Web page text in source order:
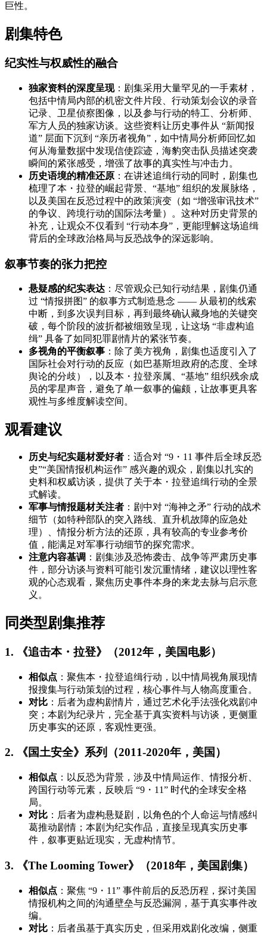
巨性。
剧集特色
纪实性与权威性的融合
独家资料的深度呈现：剧集采用大量罕见的一手素材，
包括中情局内部的机密文件片段、行动策划会议的录音
记录、卫星侦察图像，以及参与行动的特工、分析师、
军方人员的独家访谈。这些资料让历史事件从 “新闻报
道” 层面下沉到 “亲历者视角”，如中情局分析师回忆如
何从海量数据中发现信使踪迹，海豹突击队员描述突袭
瞬间的紧张感受，增强了故事的真实性与冲击力。
历史语境的精准还原 ：在讲述追缉行动的同时，剧集也
梳理了本・拉登的崛起背景、“基地” 组织的发展脉络，
以及美国在反恐过程中的政策演变（如 “增强审讯技术”
的争议、跨境行动的国际法考量）。这种对历史背景的
补充，让观众不仅看到 “行动本身”，更能理解这场追缉
背后的全球政治格局与反恐战争的深远影响。
叙事节奏的张力把控
悬疑感的纪实表达 ：尽管观众已知行动结果，剧集仍通
过 “情报拼图” 的叙事方式制造悬念 —— 从最初的线索
中断，到多次误判目标，再到最终确认藏身地的关键突
破，每个阶段的波折都被细致呈现，让这场 “非虚构追
缉” 具备了如同犯罪剧情片的紧张节奏。
多视角的平衡叙事 ：除了美方视角，剧集也适度引入了
国际社会对行动的反应（如巴基斯坦政府的态度、全球
舆论的分歧），以及本・拉登亲属、“基地” 组织残余成
员的零星声音，避免了单一叙事的偏颇，让故事更具客
观性与多维度解读空间。
观看建议
历史与纪实题材爱好者 ：适合对 “9・11 事件后全球反恐
史”“美国情报机构运作” 感兴趣的观众，剧集以扎实的
史料和权威访谈，提供了关于本・拉登追缉行动的全景
式解读。
军事与情报题材关注者 ：剧中对 “海神之矛” 行动的战术
细节（如特种部队的突入路线、直升机故障的应急处
理）、情报分析方法的还原，具有较高的专业参考价
值，能满足对军事行动细节的探究需求。
注意内容基调 ：剧集涉及恐怖袭击、战争等严肃历史事
件，部分访谈与资料可能引发沉重情绪，建议以理性客
观的心态观看，聚焦历史事件本身的来龙去脉与启示意
义。
同类型剧集推荐
1. 《追击本・拉登》（2012年，美国电影）
相似点 ：聚焦本・拉登追缉行动，以中情局视角展现情
报搜集与行动策划的过程，核心事件与人物高度重合。
对比 ：后者为虚构剧情片，通过艺术化手法强化戏剧冲
突；本剧为纪录片，完全基于真实资料与访谈，更侧重
历史事实的还原，客观性更强。
2. 《国土安全》系列（2011-2020年，美国）
相似点 ：以反恐为背景，涉及中情局运作、情报分析、
跨国行动等元素，反映后 “9・11” 时代的全球安全格
局。
对比 ：后者为虚构悬疑剧，以角色的个人命运与情感纠
葛推动剧情；本剧为纪实作品，直接呈现真实历史事
件，叙事更贴近现实，无虚构情节。
3. 《The Looming Tower》（2018年，美国剧集）
相似点 ：聚焦 “9・11” 事件前后的反恐历程，探讨美国
情报机构之间的沟通壁垒与反恐漏洞，基于真实事件改
编。
对比 ：后者虽基于真实历史，但采用戏剧化改编，侧重